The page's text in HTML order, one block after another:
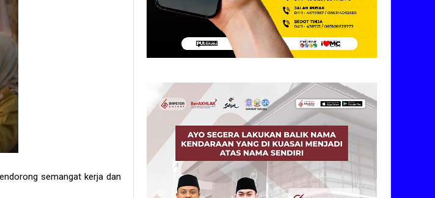
semangat kerja dan